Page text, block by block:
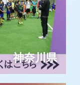
神奈川県